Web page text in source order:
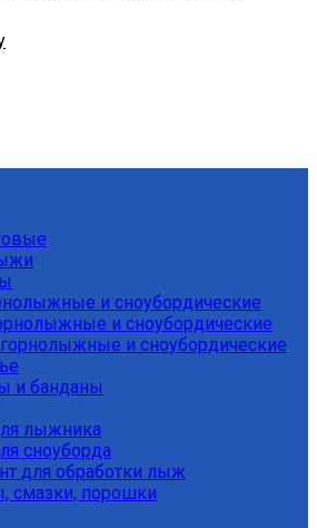
и сноубордические
и сноубордические
и сноубордические
и банданы
лыжника
сноуборда
для обработки лыж
смазки, порошки